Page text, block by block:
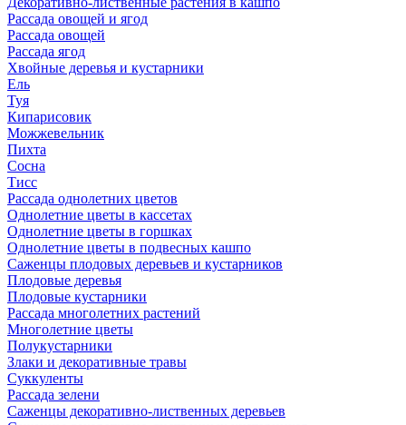
Рассада овощей и ягод
Рассада овощей
Рассада ягод
Хвойные деревья и кустарники
Ель
Туя
Кипарисовик
Можжевельник
Пихта
Сосна
Тисc
Рассада однолетних цветов
Однолетние цветы в кассетах
Однолетние цветы в горшках
Однолетние цветы в подвесных кашпо
Саженцы плодовых деревьев и кустарников
Плодовые деревья
Плодовые кустарники
Рассада многолетних растений
Многолетние цветы
Полукустарники
Злаки и декоративные травы
Суккуленты
Рассада зелени
Саженцы декоративно-лиственных деревьев